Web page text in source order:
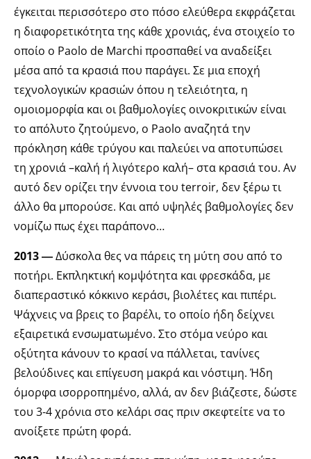
έγκειται περισσότερο στο πόσο ελεύθερα εκφράζεται
η διαφορετικότητα της κάθε χρονιάς, ένα στοιχείο το
οποίο ο Paolo de Marchi προσπαθεί να αναδείξει
μέσα από τα κρασιά που παράγει. Σε μια εποχή
τεχνολογικών κρασιών όπου η τελειότητα, η
ομοιομορφία και οι βαθμολογίες οινοκριτικών είναι
το απόλυτο ζητούμενο, ο Paolo αναζητά την
πρόκληση κάθε τρύγου και παλεύει να αποτυπώσει
τη χρονιά –καλή ή λιγότερο καλή– στα κρασιά του. Αν
αυτό δεν ορίζει την έννοια του terroir, δεν ξέρω τι
άλλο θα μπορούσε. Και από υψηλές βαθμολογίες δεν
νομίζω πως έχει παράπονο…
2013 ―Δύσκολα θες να πάρεις τη μύτη σου από το
ποτήρι. Εκπληκτική κομψότητα και φρεσκάδα, με
διαπεραστικό κόκκινο κεράσι, βιολέτες και πιπέρι.
Ψάχνεις να βρεις το βαρέλι, το οποίο ήδη δείχνει
εξαιρετικά ενσωματωμένο. Στο στόμα νεύρο και
οξύτητα κάνουν το κρασί να πάλλεται, τανίνες
βελούδινες και επίγευση μακρά και νόστιμη. Ήδη
όμορφα ισορροπημένο, αλλά, αν δεν βιάζεστε, δώστε
του 3-4 χρόνια στο κελάρι σας πριν σκεφτείτε να το
ανοίξετε πρώτη φορά.